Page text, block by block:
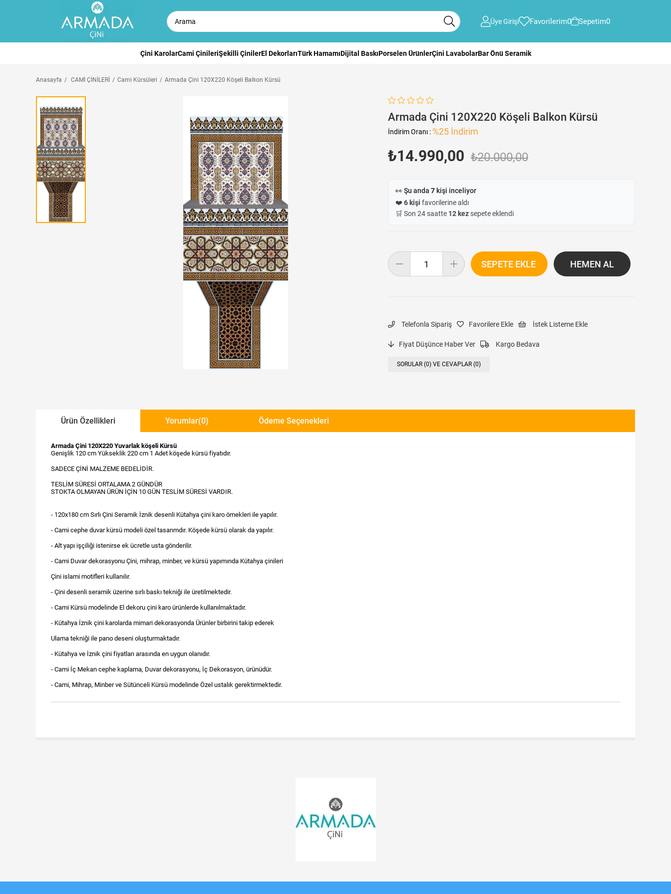
Üye Girişi Favorilerim0 Sepetim0
Çini KarolarCami ÇinileriŞekilli ÇinilerEl DekorlarıTürk HamamıDijital BaskıPorselen ÜrünlerÇini LavabolarBar Önü Seramik
Anasayfa CAMİ ÇİNİLERİ Cami Kürsüleri Armada Çini 120X220 Köşeli Balkon Kürsü
Armada Çini 120X220 Köşeli Balkon Kürsü
İndirim Oranı : %25 İndirim
₺20.000,00
₺14.990,00
👀 Şu anda 7 kişi inceliyor
❤️ 6 kişi favorilerine aldı
🛒 Son 24 saatte 12 kezsepete eklendi
Telefonla Sipariş Favorilere Ekle İstek Listeme Ekle
Fiyat Düşünce Haber Ver Kargo Bedava
SORULAR (0) VE CEVAPLAR (0)
Ürün Özellikleri Yorumlar(0) Ödeme Seçenekleri
Armada Çini 120X220 Yuvarlak köşeli Kürsü
Genişlik 120 cm Yükseklik 220 cm 1 Adet köşede kürsü fiyatıdır.
SADECE ÇİNİ MALZEME BEDELİDİR.
TESLİM SÜRESİ ORTALAMA 2 GÜNDÜR
STOKTA OLMAYAN ÜRÜN İÇİN 10 GÜN TESLİM SÜRESİ VARDIR.
- 120x180 cm Sırlı Çini Seramik İznik desenli Kütahya çini karo örnekleri ile yapılır.
- Cami cephe duvar kürsü modeli özel tasarımdır. Köşede kürsü olarak da yapılır.
- Alt yapı işçiliği istenirse ek ücretle usta gönderilir.
- Cami Duvar dekorasyonu Çini, mihrap, minber, ve kürsü yapımında Kütahya çinileri
Çini islami motifleri kullanılır.
- Çini desenli seramik üzerine sırlı baskı tekniği ile üretilmektedir.
- Cami Kürsü modelinde El dekoru çini karo ürünlerde kullanılmaktadır.
- Kütahya İznik çini karolarda mimari dekorasyonda Ürünler birbirini takip ederek
Ulama tekniği ile pano deseni oluşturmaktadır.
- Kütahya ve İznik çini fiyatları arasında en uygun olanıdır.
- Cami İç Mekan cephe kaplama, Duvar dekorasyonu, İç Dekorasyon, ürünüdür.
- Cami, Mihrap, Minber ve Sütünceli Kürsü modelinde Özel ustalık gerektirmektedir.